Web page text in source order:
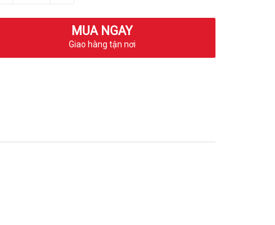
MUA NGAY
Giao hàng tận nơi